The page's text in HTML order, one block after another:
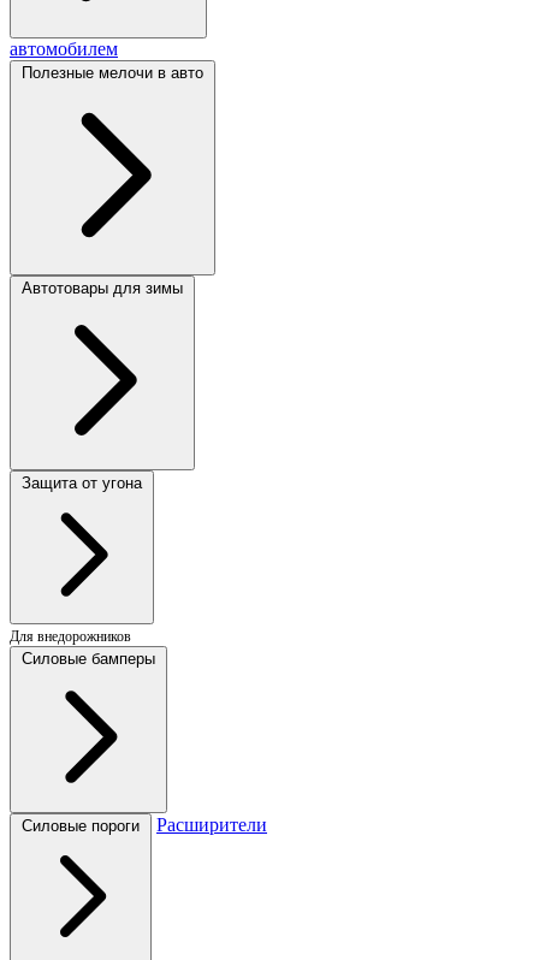
автомобилем
Полезные мелочи в авто
Автотовары для зимы
Защита от угона
Для внедорожников
Силовые бамперы
Силовые пороги Расширители